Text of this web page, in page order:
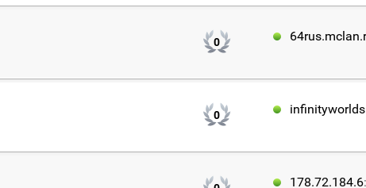
0
0
178.72.184.6